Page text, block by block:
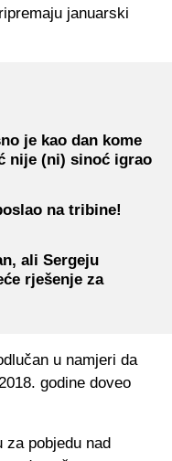
januarski
je kao dan kome
nije (ni) sinoć igrao
na tribine!
ali Sergeju
rješenje za
u namjeri da
godine doveo
za pobjedu nad